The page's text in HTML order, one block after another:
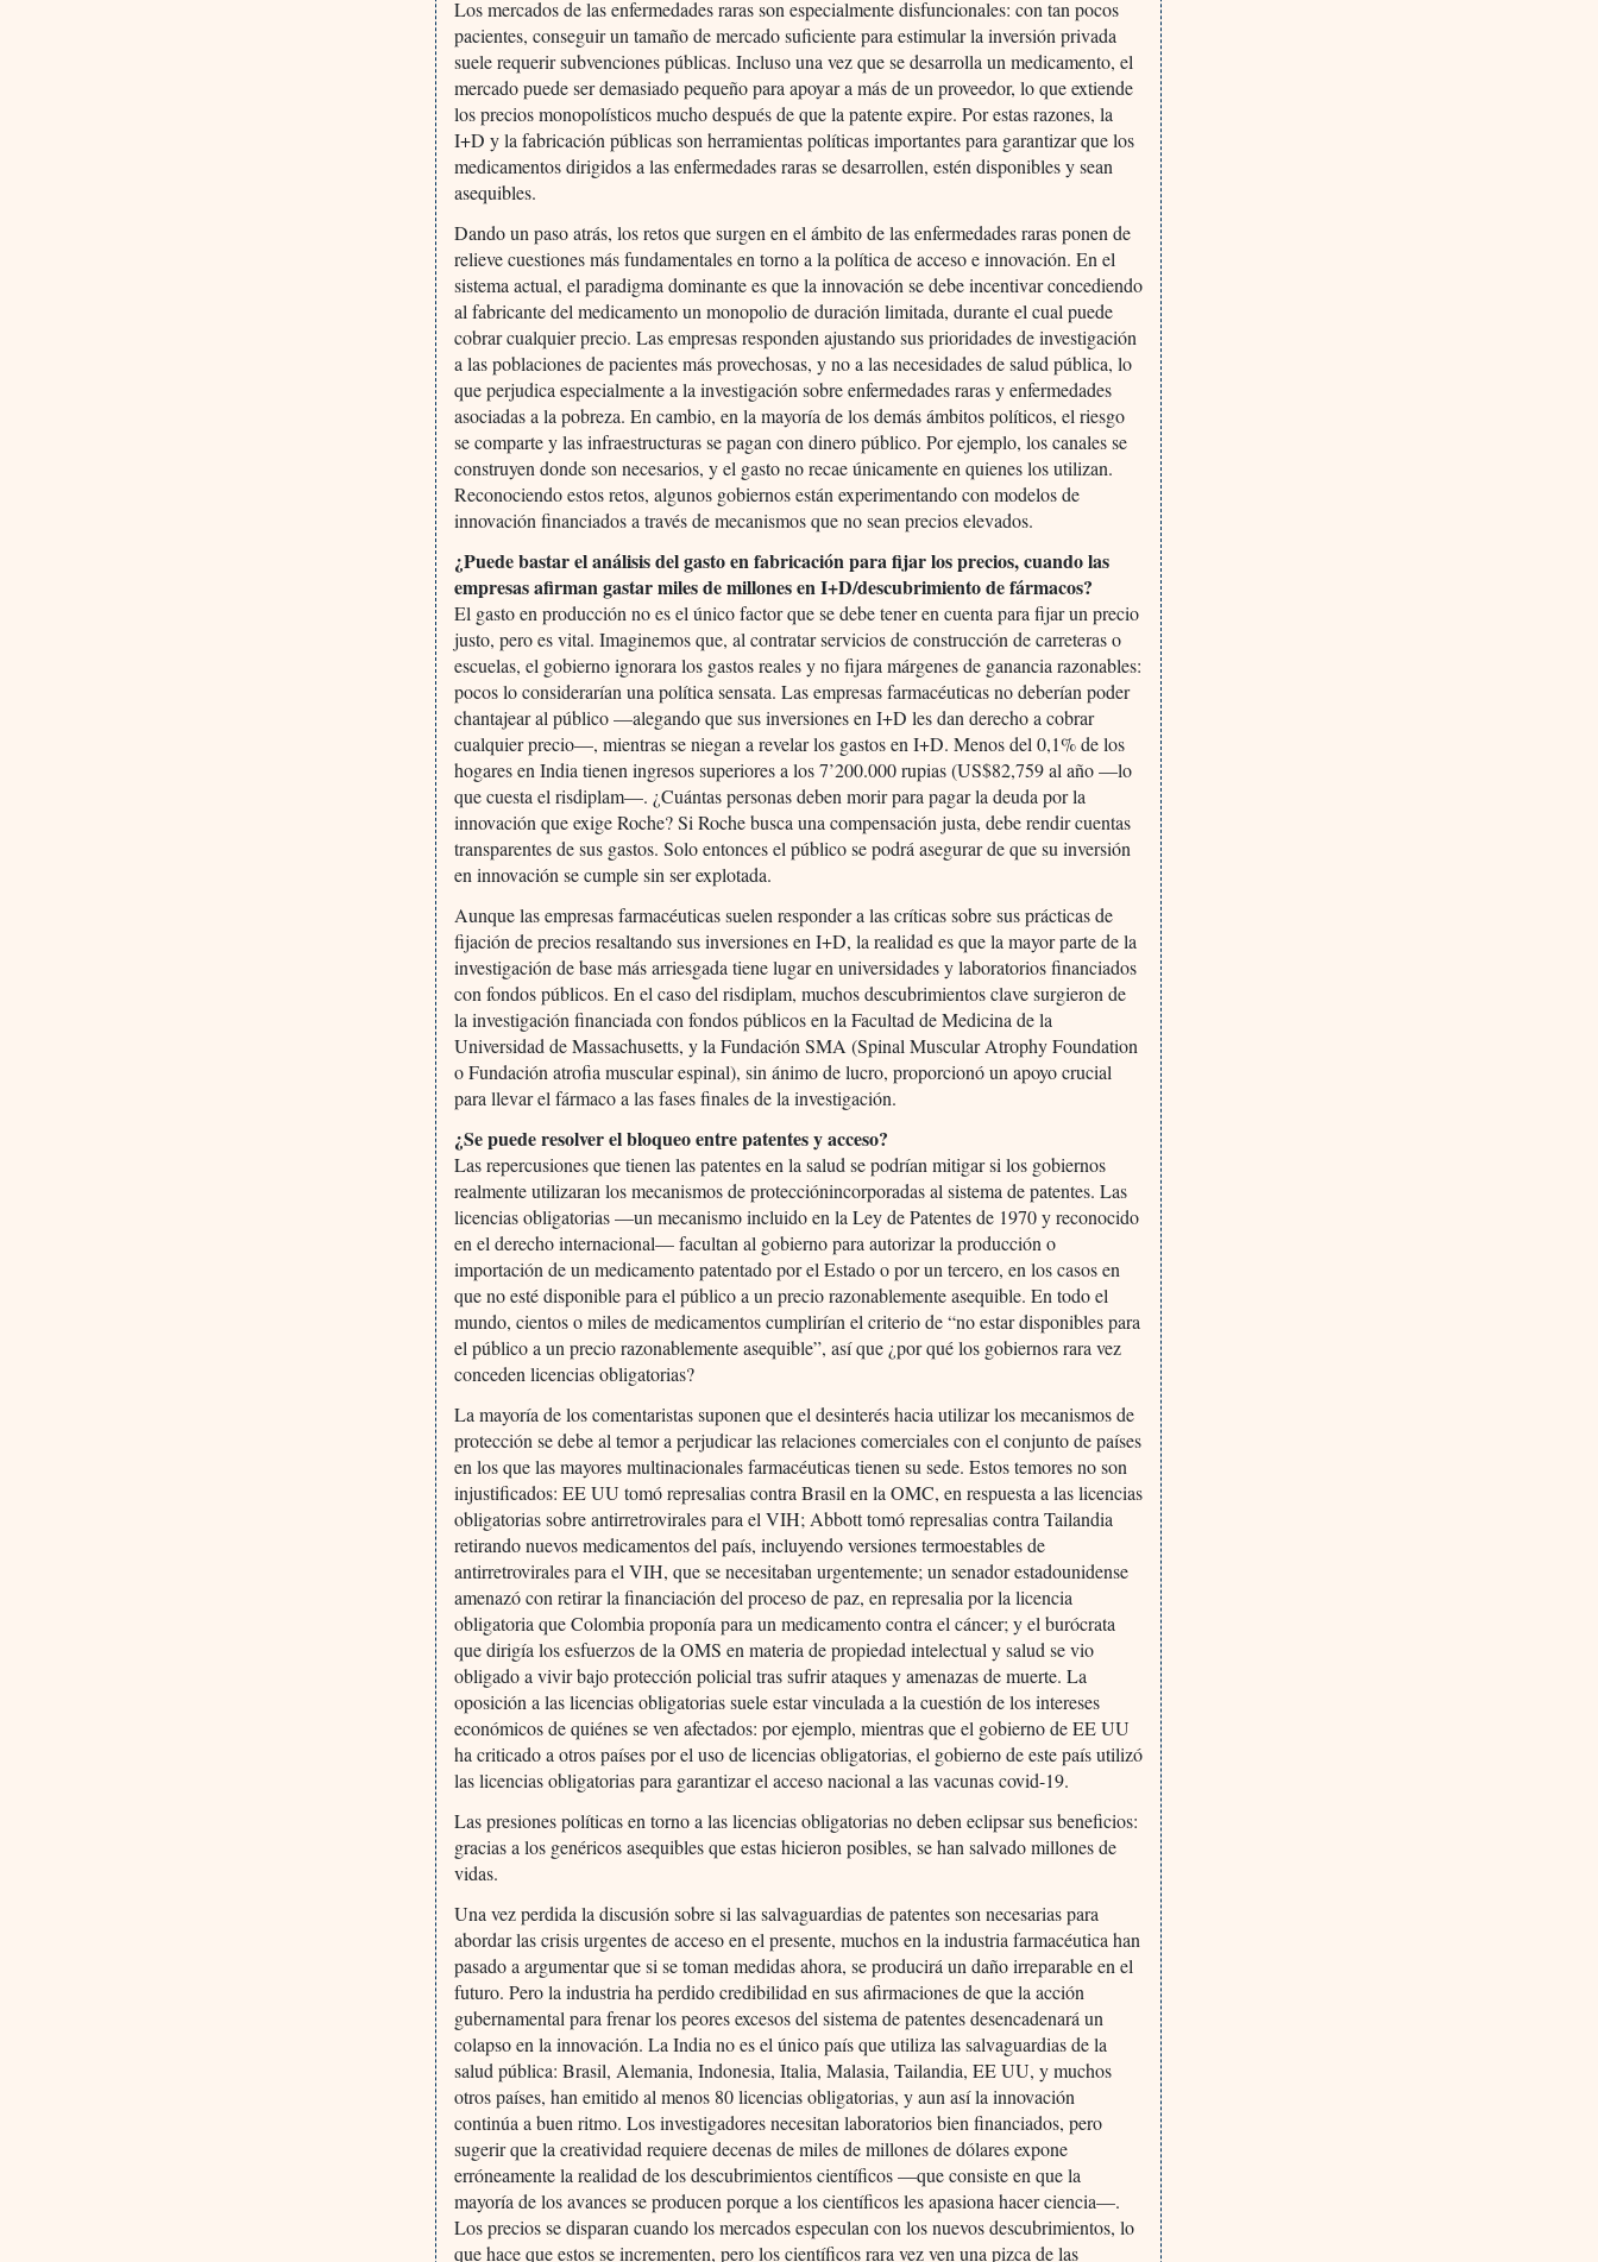
Los mercados de las enfermedades raras son especialmente disfuncionales: con tan pocos
pacientes, conseguir un tamaño de mercado suficiente para estimular la inversión privada
suele requerir subvenciones públicas. Incluso una vez que se desarrolla un medicamento, el
mercado puede ser demasiado pequeño para apoyar a más de un proveedor, lo que extiende
los precios monopolísticos mucho después de que la patente expire. Por estas razones, la
I+D y la fabricación públicas son herramientas políticas importantes para garantizar que los
medicamentos dirigidos a las enfermedades raras se desarrollen, estén disponibles y sean
asequibles.
Dando un paso atrás, los retos que surgen en el ámbito de las enfermedades raras ponen de
relieve cuestiones más fundamentales en torno a la política de acceso e innovación. En el
sistema actual, el paradigma dominante es que la innovación se debe incentivar concediendo
al fabricante del medicamento un monopolio de duración limitada, durante el cual puede
cobrar cualquier precio. Las empresas responden ajustando sus prioridades de investigación
a las poblaciones de pacientes más provechosas, y no a las necesidades de salud pública, lo
que perjudica especialmente a la investigación sobre enfermedades raras y enfermedades
asociadas a la pobreza. En cambio, en la mayoría de los demás ámbitos políticos, el riesgo
se comparte y las infraestructuras se pagan con dinero público. Por ejemplo, los canales se
construyen donde son necesarios, y el gasto no recae únicamente en quienes los utilizan.
Reconociendo estos retos, algunos gobiernos están experimentando con modelos de
innovación financiados a través de mecanismos que no sean precios elevados.
¿Puede bastar el análisis del gasto en fabricación para fijar los precios, cuando las
empresas afirman gastar miles de millones en I+D/descubrimiento de fármacos?
El gasto en producción no es el único factor que se debe tener en cuenta para fijar un precio
justo, pero es vital. Imaginemos que, al contratar servicios de construcción de carreteras o
escuelas, el gobierno ignorara los gastos reales y no fijara márgenes de ganancia razonables:
pocos lo considerarían una política sensata. Las empresas farmacéuticas no deberían poder
chantajear al público —alegando que sus inversiones en I+D les dan derecho a cobrar
cualquier precio—, mientras se niegan a revelar los gastos en I+D. Menos del 0,1% de los
hogares en India tienen ingresos superiores a los 7’200.000 rupias (US$82,759 al año —lo
que cuesta el risdiplam—. ¿Cuántas personas deben morir para pagar la deuda por la
innovación que exige Roche? Si Roche busca una compensación justa, debe rendir cuentas
transparentes de sus gastos. Solo entonces el público se podrá asegurar de que su inversión
en innovación se cumple sin ser explotada.
Aunque las empresas farmacéuticas suelen responder a las críticas sobre sus prácticas de
fijación de precios resaltando sus inversiones en I+D, la realidad es que la mayor parte de la
investigación de base más arriesgada tiene lugar en universidades y laboratorios financiados
con fondos públicos. En el caso del risdiplam, muchos descubrimientos clave surgieron de
la investigación financiada con fondos públicos en la Facultad de Medicina de la
Universidad de Massachusetts, y la Fundación SMA (Spinal Muscular Atrophy Foundation
o Fundación atrofia muscular espinal), sin ánimo de lucro, proporcionó un apoyo crucial
para llevar el fármaco a las fases finales de la investigación.
¿Se puede resolver el bloqueo entre patentes y acceso?
Las repercusiones que tienen las patentes en la salud se podrían mitigar si los gobiernos
realmente utilizaran los mecanismos de protecciónincorporadas al sistema de patentes. Las
licencias obligatorias —un mecanismo incluido en la Ley de Patentes de 1970 y reconocido
en el derecho internacional— facultan al gobierno para autorizar la producción o
importación de un medicamento patentado por el Estado o por un tercero, en los casos en
que no esté disponible para el público a un precio razonablemente asequible. En todo el
mundo, cientos o miles de medicamentos cumplirían el criterio de “no estar disponibles para
el público a un precio razonablemente asequible”, así que ¿por qué los gobiernos rara vez
conceden licencias obligatorias?
La mayoría de los comentaristas suponen que el desinterés hacia utilizar los mecanismos de
protección se debe al temor a perjudicar las relaciones comerciales con el conjunto de países
en los que las mayores multinacionales farmacéuticas tienen su sede. Estos temores no son
injustificados: EE UU tomó represalias contra Brasil en la OMC, en respuesta a las licencias
obligatorias sobre antirretrovirales para el VIH; Abbott tomó represalias contra Tailandia
retirando nuevos medicamentos del país, incluyendo versiones termoestables de
antirretrovirales para el VIH, que se necesitaban urgentemente; un senador estadounidense
amenazó con retirar la financiación del proceso de paz, en represalia por la licencia
obligatoria que Colombia proponía para un medicamento contra el cáncer; y el burócrata
que dirigía los esfuerzos de la OMS en materia de propiedad intelectual y salud se vio
obligado a vivir bajo protección policial tras sufrir ataques y amenazas de muerte. La
oposición a las licencias obligatorias suele estar vinculada a la cuestión de los intereses
económicos de quiénes se ven afectados: por ejemplo, mientras que el gobierno de EE UU
ha criticado a otros países por el uso de licencias obligatorias, el gobierno de este país utilizó
las licencias obligatorias para garantizar el acceso nacional a las vacunas covid-19.
Las presiones políticas en torno a las licencias obligatorias no deben eclipsar sus beneficios:
gracias a los genéricos asequibles que estas hicieron posibles, se han salvado millones de
vidas.
Una vez perdida la discusión sobre si las salvaguardias de patentes son necesarias para
abordar las crisis urgentes de acceso en el presente, muchos en la industria farmacéutica han
pasado a argumentar que si se toman medidas ahora, se producirá un daño irreparable en el
futuro. Pero la industria ha perdido credibilidad en sus afirmaciones de que la acción
gubernamental para frenar los peores excesos del sistema de patentes desencadenará un
colapso en la innovación. La India no es el único país que utiliza las salvaguardias de la
salud pública: Brasil, Alemania, Indonesia, Italia, Malasia, Tailandia, EE UU, y muchos
otros países, han emitido al menos 80 licencias obligatorias, y aun así la innovación
continúa a buen ritmo. Los investigadores necesitan laboratorios bien financiados, pero
sugerir que la creatividad requiere decenas de miles de millones de dólares expone
erróneamente la realidad de los descubrimientos científicos —que consiste en que la
mayoría de los avances se producen porque a los científicos les apasiona hacer ciencia—.
Los precios se disparan cuando los mercados especulan con los nuevos descubrimientos, lo
que hace que estos se incrementen, pero los científicos rara vez ven una pizca de las